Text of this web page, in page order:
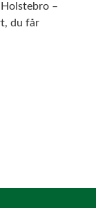
Holstebro –
du får